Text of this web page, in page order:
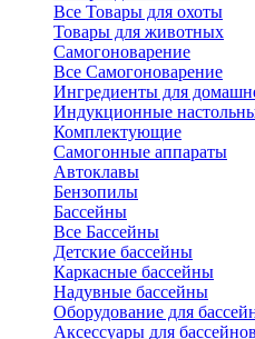
Все Товары для охоты
Товары для животных
Самогоноварение
Все Самогоноварение
Ингредиенты для
Индукционные
Комплектующие
Самогонные аппараты
Автоклавы
Бензопилы
Бассейны
Все Бассейны
Детские бассейны
Каркасные бассейны
Надувные бассейны
Оборудование для
Аксессуары для бассейнов